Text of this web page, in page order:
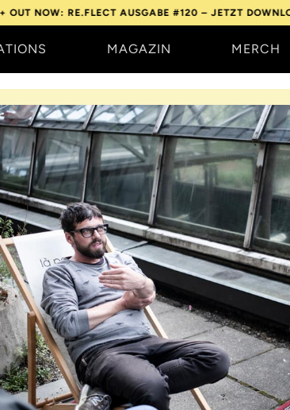
AUSGABE #120 – JETZT DOWNLOADEN +++
MAGAZIN MERCH